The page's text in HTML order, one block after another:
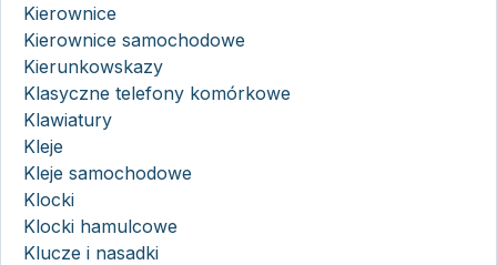
Kierownice
Kierownice samochodowe
Kierunkowskazy
Klasyczne telefony komórkowe
Klawiatury
Kleje
Kleje samochodowe
Klocki
Klocki hamulcowe
Klucze i nasadki